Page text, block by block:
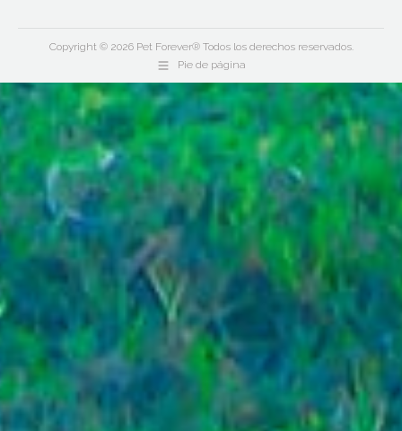
Copyright © 2026 Pet Forever® Todos los derechos reservados.
Pie de página